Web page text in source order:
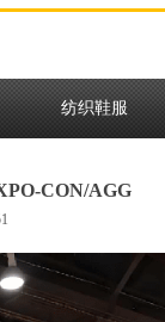
纺织鞋服
CON/AGG